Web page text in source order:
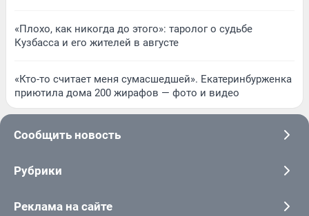
«Плохо, как никогда до этого»: таролог о судьбе
Кузбасса и его жителей в августе
«Кто-то считает меня сумасшедшей». Екатеринбурженка
приютила дома 200 жирафов — фото и видео
Сообщить новость
Рубрики
Реклама на сайте